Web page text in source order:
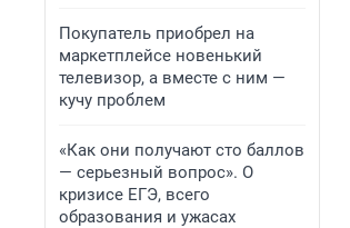
Покупатель приобрел на
маркетплейсе новенький
телевизор, а вместе с ним —
кучу проблем
«Как они получают сто баллов
— серьезный вопрос». О
кризисе ЕГЭ, всего
образования и ужасах